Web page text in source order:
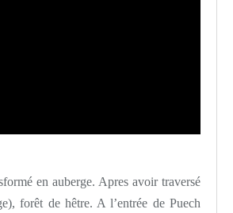
en auberge. Apres avoir traversé
forêt de hêtre. A l’entrée de Puech